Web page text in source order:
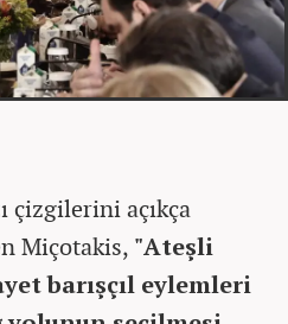
çizgilerini açıkça
Miçotakis, "Ateşli
barışçıl eylemleri